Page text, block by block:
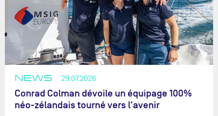
NEWS 29.07.2026
Conrad Colman dévoile un équipage 100%
néo-zélandais tourné vers l'avenir